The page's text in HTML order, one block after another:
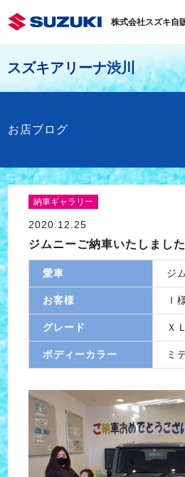
株式会社スズキ自
スズキアリーナ渋川
お店ブログ
納車ギャラリー
2020.12.25
ジムニーご納車いたしました
愛車 ジ
お客様 Ｉ
グレード ＸＬ
ボディーカラー ミ